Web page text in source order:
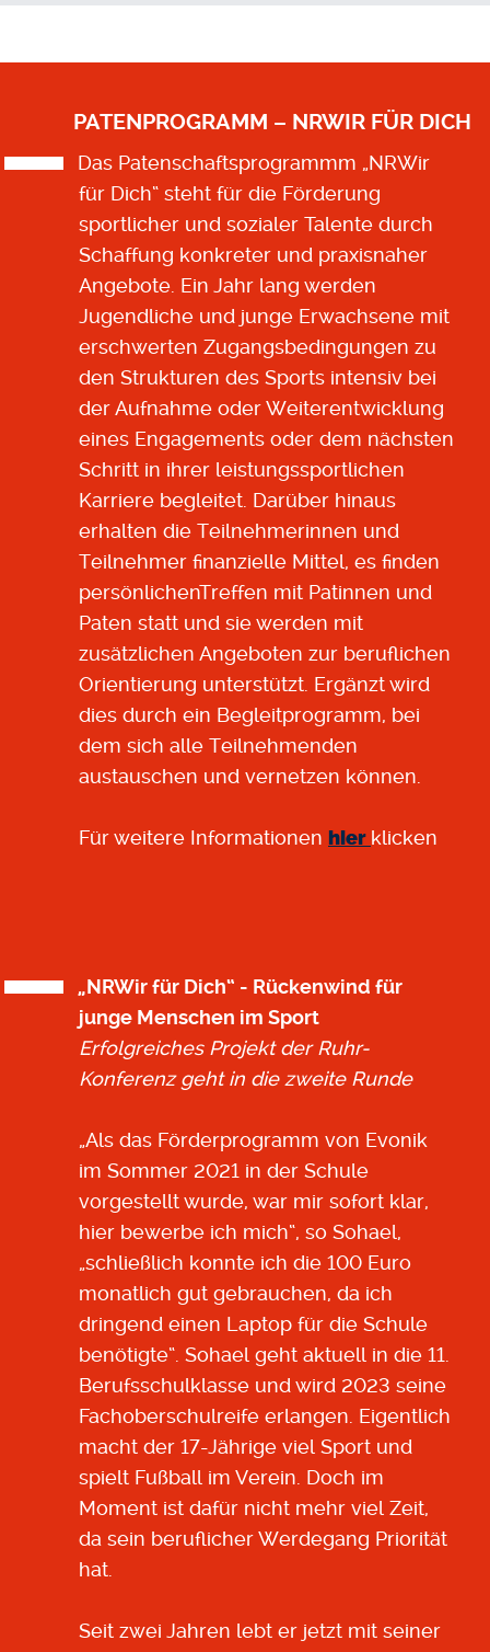
PATENPROGRAMM – NRWIR FÜR DICH
Das Patenschaftsprogrammm „NRWir
für Dich“ steht für die Förderung
sportlicher und sozialer Talente durch
Schaffung konkreter und praxisnaher
Angebote. Ein Jahr lang werden
Jugendliche und junge Erwachsene mit
erschwerten Zugangsbedingungen zu
den Strukturen des Sports intensiv bei
der Aufnahme oder Weiterentwicklung
eines Engagements oder dem nächsten
Schritt in ihrer leistungssportlichen
Karriere begleitet. Darüber hinaus
erhalten die Teilnehmerinnen und
Teilnehmer finanzielle Mittel, es finden
persönlichenTreffen mit Patinnen und
Paten statt und sie werden mit
zusätzlichen Angeboten zur beruflichen
Orientierung unterstützt. Ergänzt wird
dies durch ein Begleitprogramm, bei
dem sich alle Teilnehmenden
austauschen und vernetzen können.
Für weitere Informationen hier klicken
„NRWir für Dich“ - Rückenwind für
junge Menschen im Sport
Erfolgreiches Projekt der Ruhr-
Konferenz geht in die zweite Runde
„Als das Förderprogramm von Evonik
im Sommer 2021 in der Schule
vorgestellt wurde, war mir sofort klar,
hier bewerbe ich mich“, so Sohael,
„schließlich konnte ich die 100 Euro
monatlich gut gebrauchen, da ich
dringend einen Laptop für die Schule
benötigte“. Sohael geht aktuell in die 11.
Berufsschulklasse und wird 2023 seine
Fachoberschulreife erlangen. Eigentlich
macht der 17-Jährige viel Sport und
spielt Fußball im Verein. Doch im
Moment ist dafür nicht mehr viel Zeit,
da sein beruflicher Werdegang Priorität
hat.
Seit zwei Jahren lebt er jetzt mit seiner